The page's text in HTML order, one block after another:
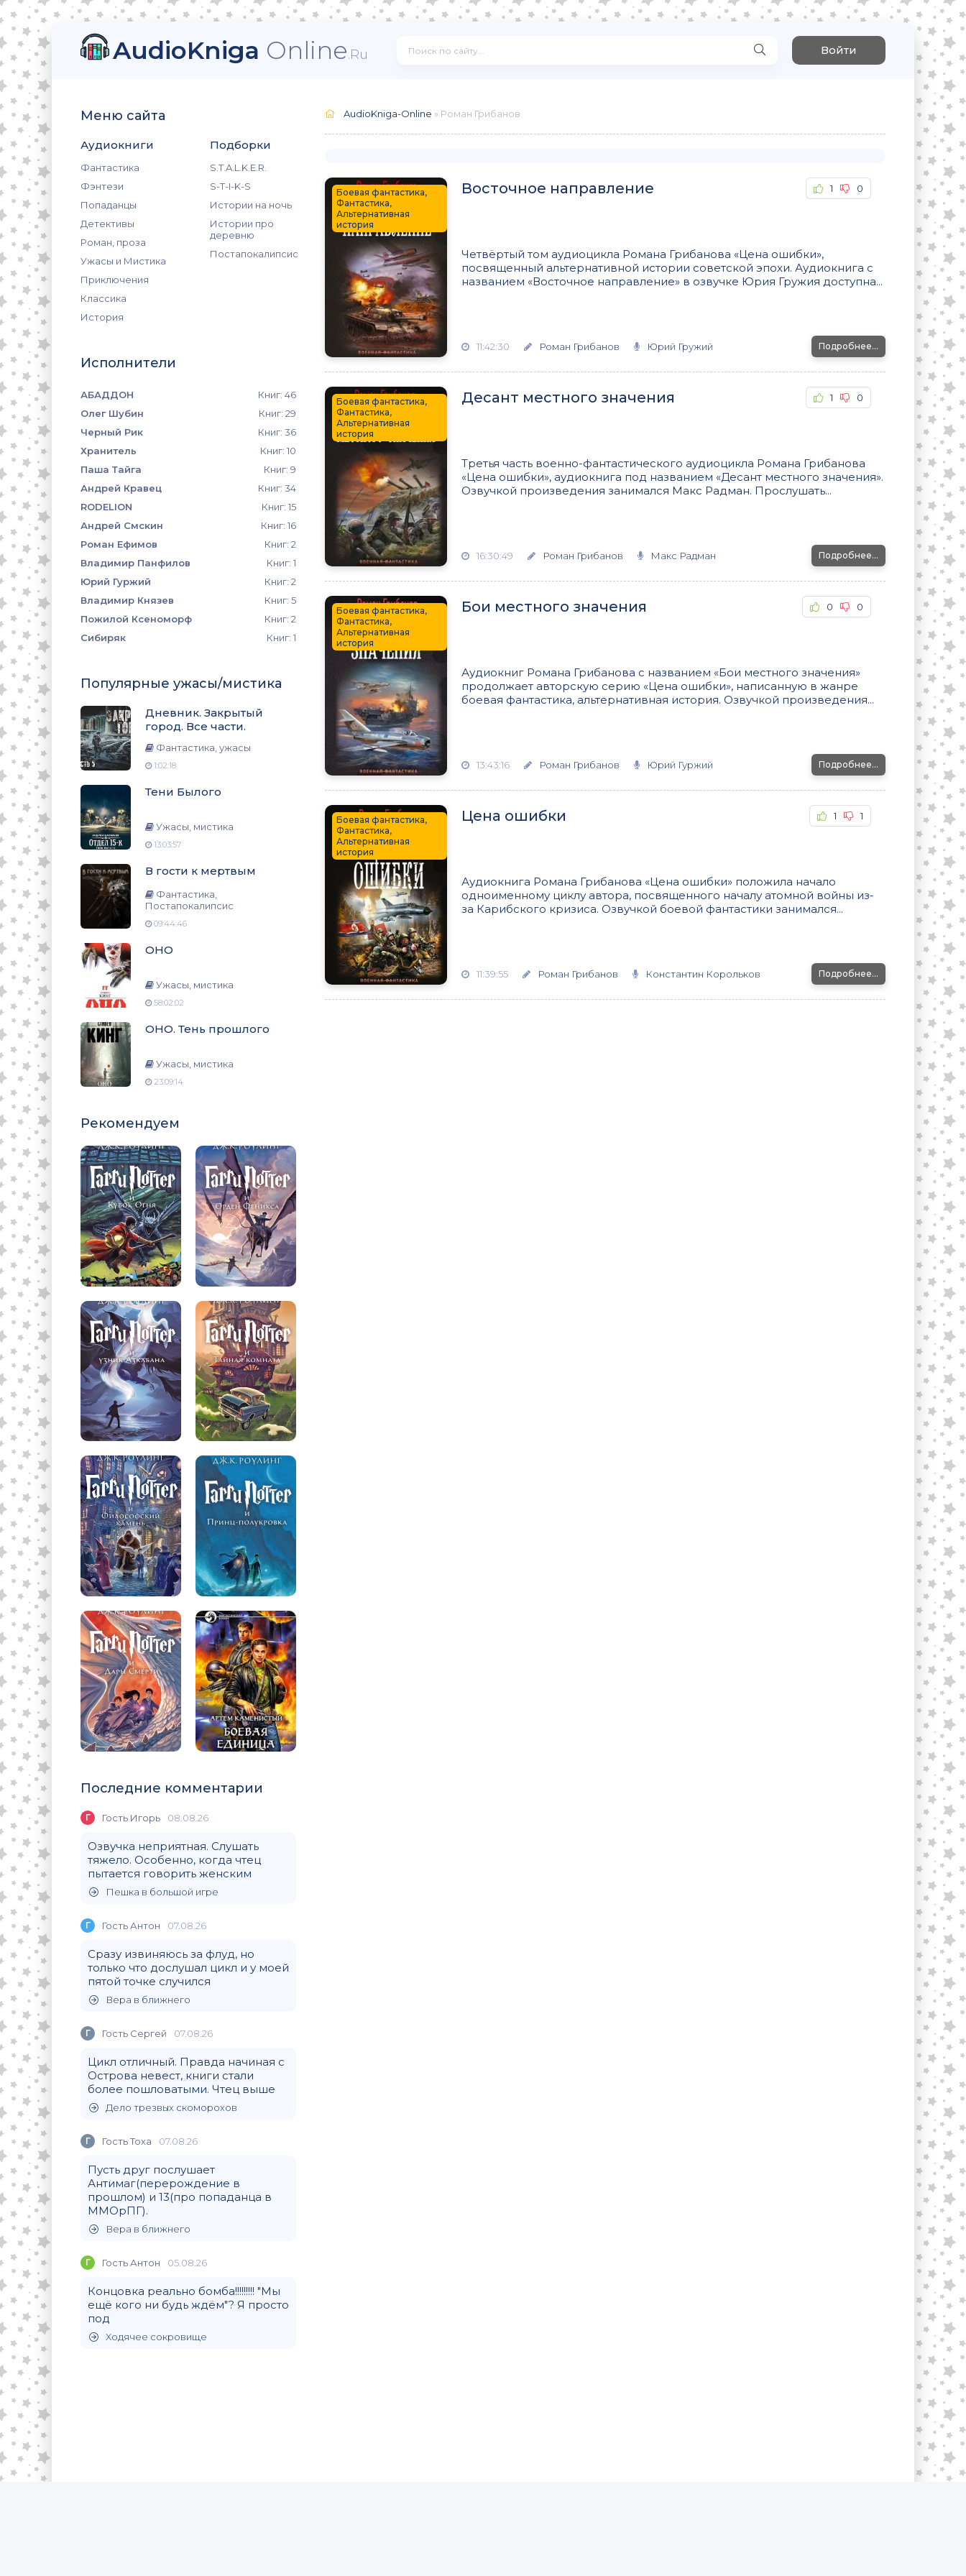
AudioKniga Online.Ru Войти
Меню сайта
Аудиокниги
Фантастика
Фэнтези
Попаданцы
Детективы
Роман, проза
Ужасы и Мистика
Приключения
Классика
История
Подборки
S.T.A.L.K.E.R.
S-T-I-K-S
Истории на ночь
Истории про
деревню
Постапокалипсис
Исполнители
АБАДДОН
Книг: 46
Олег Шубин
Книг: 29
Черный Рик
Книг: 36
Хранитель
Книг: 10
Паша Тайга
Книг: 9
Андрей Кравец
Книг: 34
RODELION
Книг: 15
Андрей Смскин
Книг: 16
Роман Ефимов
Книг: 2
Владимир Панфилов
Книг: 1
Юрий Гуржий
Книг: 2
Владимир Князев
Книг: 5
Пожилой Ксеноморф
Книг: 2
Сибиряк
Книг: 1
Популярные ужасы/мистика
Дневник. Закрытый
город. Все части.
Фантастика, ужасы
1:02:18
Тени Былого
Ужасы, мистика
13:03:57
В гости к мертвым
Фантастика,
Постапокалипсис
09:44:46
ОНО
Ужасы, мистика
58:02:02
ОНО. Тень прошлого
Ужасы, мистика
23:09:14
Рекомендуем
Последние комментарии
Г Гость Игорь 08.08.26
Озвучка неприятная. Слушать
тяжело. Особенно, когда чтец
пытается говорить женским
Пешка в большой игре
Г Гость Антон 07.08.26
Сразу извиняюсь за флуд, но
только что дослушал цикл и у моей
пятой точке случился
Вера в ближнего
Г Гость Сергей 07.08.26
Цикл отличный. Правда начиная с
Острова невест, книги стали
более пошловатыми. Чтец выше
Дело трезвых скоморохов
Г Гость Тоха 07.08.26
Пусть друг послушает
Антимаг(перерождение в
прошлом) и 13(про попаданца в
ММОрПГ).
Вера в ближнего
Г Гость Антон 05.08.26
Концовка реально бомба!!!!!!!!! "Мы
ещё кого ни будь ждём"? Я просто
под
Ходячее сокровище
AudioKniga-Online » Роман Грибанов
Боевая фантастика,
Фантастика,
Альтернативная
история
Восточное направление 1 0
Четвёртый том аудиоцикла Романа Грибанова «Цена ошибки»,
посвященный альтернативной истории советской эпохи. Аудиокнига с
названием «Восточное направление» в озвучке Юрия Гружия доступна...
11:42:30 Роман Грибанов Юрий Гружий Подробнее...
Боевая фантастика,
Фантастика,
Альтернативная
история
Десант местного значения 1 0
Третья часть военно-фантастического аудиоцикла Романа Грибанова
«Цена ошибки», аудиокнига под названием «Десант местного значения».
Озвучкой произведения занимался Макс Радман. Прослушать...
16:30:49 Роман Грибанов Макс Радман Подробнее...
Боевая фантастика,
Фантастика,
Альтернативная
история
Бои местного значения 0 0
Аудиокниг Романа Грибанова с названием «Бои местного значения»
продолжает авторскую серию «Цена ошибки», написанную в жанре
боевая фантастика, альтернативная история. Озвучкой произведения...
13:43:16 Роман Грибанов Юрий Гуржий Подробнее...
Боевая фантастика,
Фантастика,
Альтернативная
история
Цена ошибки 1 1
Аудиокнига Романа Грибанова «Цена ошибки» положила начало
одноименному циклу автора, посвященного началу атомной войны из-
за Карибского кризиса. Озвучкой боевой фантастики занимался...
11:39:55 Роман Грибанов Константин Корольков Подробнее...